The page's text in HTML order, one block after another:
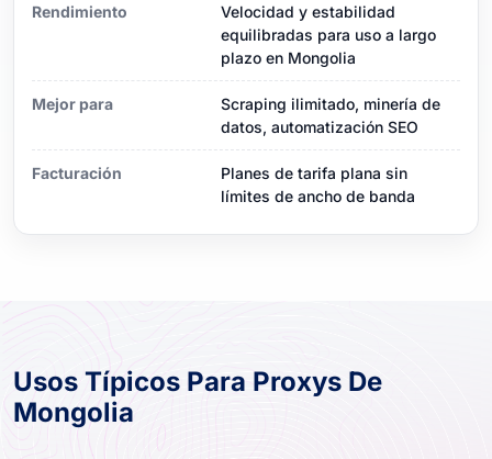
Rendimiento
Velocidad y estabilidad
equilibradas para uso a largo
plazo en Mongolia
Mejor para
Scraping ilimitado, minería de
datos, automatización SEO
Facturación
Planes de tarifa plana sin
límites de ancho de banda
Usos Típicos Para Proxys De
Mongolia